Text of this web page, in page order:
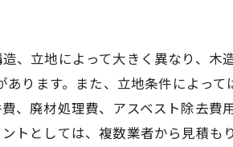
、立地によって大きく異なり、木
ります。また、立地条件によっ
、廃材処理費、アスベスト除去費
トとしては、複数業者から見積も